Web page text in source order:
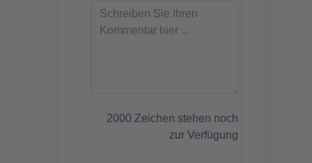
2000 Zeichen stehen noch
zur Verfügung